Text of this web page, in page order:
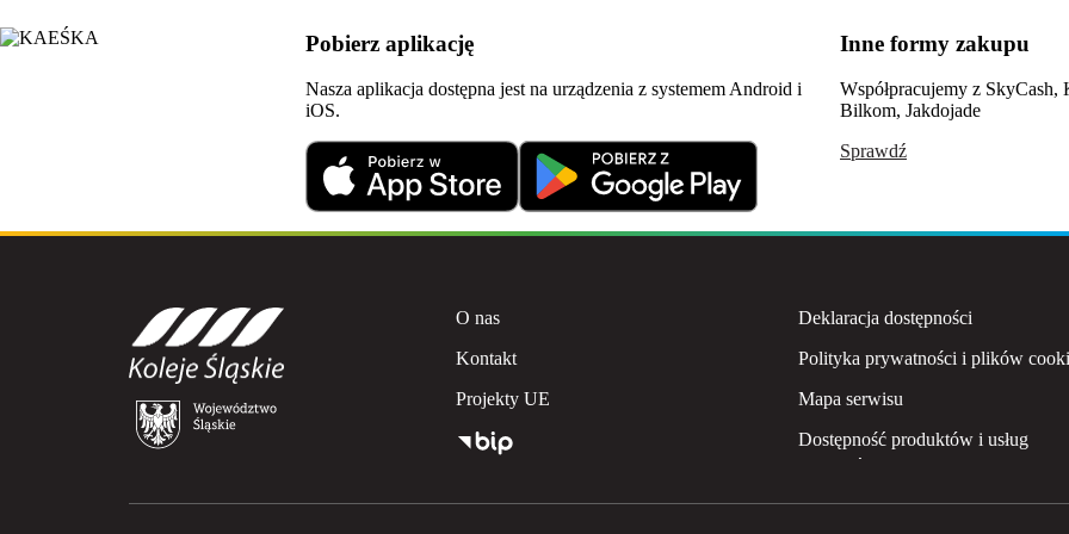
obowiązująca od 2 sierpnia 2021 r. do 28
obowiązująca od 10 maja do 1 sierpnia
obowiązująca od 10 maja do 1 sierpnia
obowiązująca od 22 czerwca 2019 r. do 9
obowiązująca od 22 czerwca 2019 r. do 9
Pobierz aplikację
Nasza aplikacja dostępna jest na urządzenia z systemem Android i
iOS.
Inne formy zakupu
Współpracujemy z
Bilkom, Jakdojade
Sprawdź
O nas
Kontakt
Projekty UE
Deklaracja dostępności
Polityka prywatności i plików
Mapa serwisu
Dostępność produktów i usług